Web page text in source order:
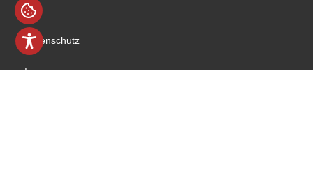
Datenschutz
Impressum